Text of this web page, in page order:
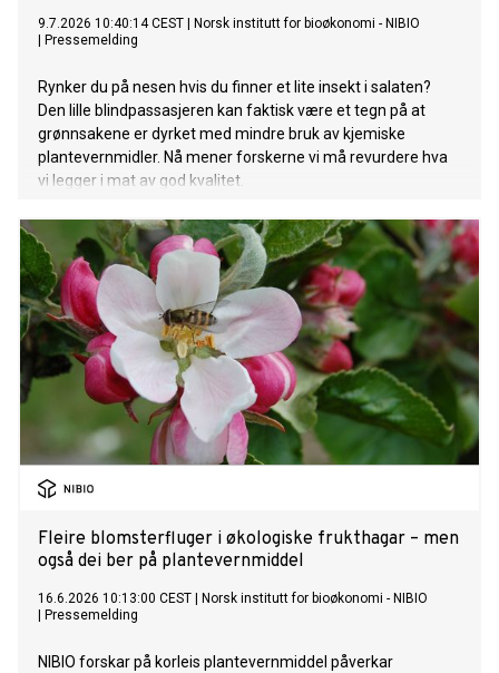
9.7.2026 10:40:14 CEST
Norsk institutt for bioøkonomi - NIBIO
Pressemelding
Rynker du på nesen hvis du finner et lite insekt i salaten?
Den lille blindpassasjeren kan faktisk være et tegn på at
grønnsakene er dyrket med mindre bruk av kjemiske
plantevernmidler. Nå mener forskerne vi må revurdere hva
vi legger i mat av god kvalitet.
Fleire blomsterfluger i økologiske frukthagar – men
også dei ber på plantevernmiddel
16.6.2026 10:13:00 CEST
Norsk institutt for bioøkonomi - NIBIO
Pressemelding
NIBIO forskar på korleis plantevernmiddel påverkar